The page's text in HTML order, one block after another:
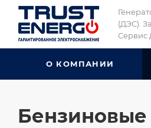
(ДЭС).
Сервис
О КОМПАНИИ
Бензиновые